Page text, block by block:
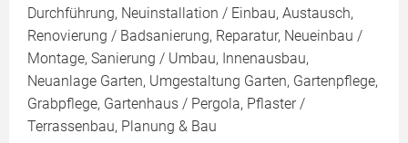
Durchführung, Neuinstallation / Einbau, Austausch,
Renovierung / Badsanierung, Reparatur, Neueinbau /
Montage, Sanierung / Umbau, Innenausbau,
Neuanlage Garten, Umgestaltung Garten, Gartenpflege,
Grabpflege, Gartenhaus / Pergola, Pflaster /
Terrassenbau, Planung & Bau